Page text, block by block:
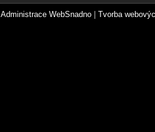
Administrace WebSnadno Tvorba